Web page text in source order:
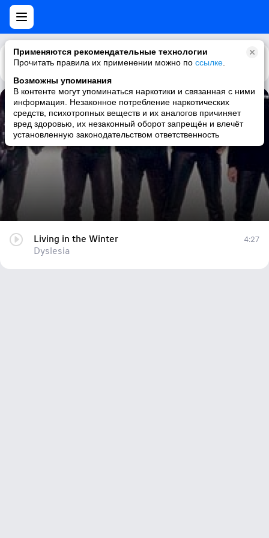
Применяются рекомендательные технологии
Прочитать правила их применении можно по ссылке
Возможны упоминания
В контенте могут упоминаться наркотики и связанная с ними
информация. Незаконное потребление наркотических
средств, психотропных веществ и их аналогов причиняет
вред здоровью, их незаконный оборот запрещён и влечёт
установленную законодательством ответственность
Каталог Рекомендации
Living in the Winter
Dyslesia
Living in the Winter
Dyslesia
4:27